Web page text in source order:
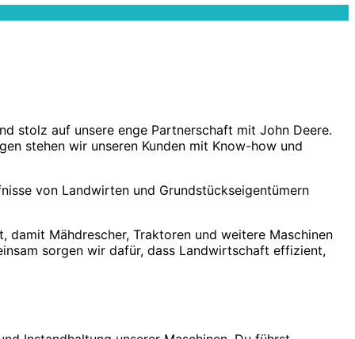
stolz auf unsere enge Partnerschaft mit John Deere.
stehen wir unseren Kunden mit Know-how und
von Landwirten und Grundstückseigentümern
damit Mähdrescher, Traktoren und weitere Maschinen
sorgen wir dafür, dass Landwirtschaft effizient,